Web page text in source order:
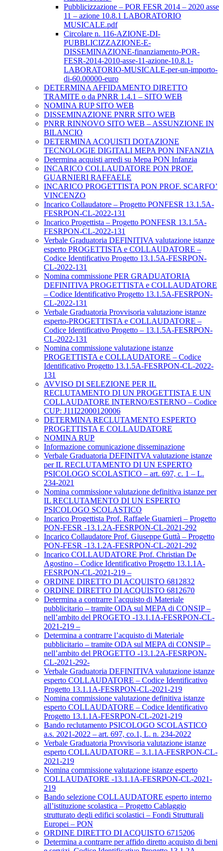
Pubblicizzazione – POR FESR 2014 – 2020 asse
11 – azione 10.8.1 LABORATORIO
MUSICALE.pdf
Circolare n. 116-AZIONE-DI-
PUBBLICIZZAZIONE-E-
DISSEMINAZIONE-finanziamento-POR-
FESR-2014-2010-asse-11-azione-10.8.1-
LABORATORIO-MUSICALE-per-un-importo-
di-60.00000-euro
DETERMINA AFFIDAMENTO DIRETTO
TRAMITE o da PNRR 1.4.1 – SITO WEB
NOMINA RUP SITO WEB
DISSEMINAZIONE PNRR SITO WEB
PNRR RINNOVO SITO WEB – ASSUNZIONE IN
BILANCIO
DETERMINA ACQUISTI DOTAZIONE
TECNOLOGIE DIGITALI MEPA PON INFANZIA
Determina acquisti arredi su Mepa PON Infanzia
INCARICO COLLAUDATORE PON PROF.
GUARNIERI RAFFAELE
INCARICO PROGETTISTA PON PROF. SCARFO’
VINCENZO
Incarico Collaudatore – Progetto PONFESR 13.1.5A-
FESRPON-CL-2022-131
Incarico Progettista – Progetto PONFESR 13.1.5A-
FESRPON-CL-2022-131
Verbale Graduatoria DEFINITIVA valutazione istanze
esperto PROGETTISTA e COLLAUDATORE –
Codice Identificativo Progetto 13.1.5A-FESRPON-
CL-2022-131
Nomina commissione PER GRADUATORIA
DEFINITIVA PROGETTISTA e COLLAUDATORE
– Codice Identificativo Progetto 13.1.5A-FESRPON-
CL-2022-131
Verbale Graduatoria Provvisoria valutazione istanze
esperto-PROGETTISTA e COLLAUDATORE –
Codice Identificativo Progetto – 13.1.5A-FESRPON-
CL-2022-131
Nomina commissione valutazione istanze
PROGETTISTA e COLLAUDATORE – Codice
Identificativo Progetto 13.1.5A-FESRPON-CL-2022-
131
AVVISO DI SELEZIONE PER IL
RECLUTAMENTO DI UN PROGETTISTA E UN
COLLAUDATORE INTERNO/ESTERNO – Codice
CUP: J11I22000120006
DETERMINA RECLUTAMENTO ESPERTO
PROGETTISTA E COLLAUDATORE
NOMINA RUP
Informazione comunicazione disseminazione
Verbale Graduatoria DEFINITVA valutazione istanze
per IL RECLUTAMENTO DI UN ESPERTO
PSICOLOGO SCOLASTICO – art. 697, c. 1 – L.
234-2021
Nomina commissione valutazione definitiva istanze per
IL RECLUTAMENTO DI UN ESPERTO
PSICOLOGO SCOLASTICO
Incarico Progettista Prof. Raffaele Guarnieri – Progetto
PON-FESR -13.1.2A-FESRPON-CL-2021-292
Incarico Collaudatore Prof. Giuseppe Guttà – Progetto
PON-FESR -13.1.2A-FESRPON-CL-2021-292
Incarico COLLAUDATORE Prof. Christian De
Agostino – Codice Identificativo Progetto 13.1.1A-
FESRPON-CL-2021-219 –
ORDINE DIRETTO DI ACQUISTO 6812832
ORDINE DIRETTO DI ACQUISTO 6812670
Determina a contrarre l’acquisto di Materiale
pubblicitario – tramite ODA sul MEPA di CONSIP –
nell’ambito del PROGETO -13.1.1A-FESRPON-CL-
2021-219 –
Determina a contrarre l’acquisto di Materiale
pubblicitario – tramite ODA sul MEPA di CONSIP –
nell’ambito del PROGETTO -13.1.2A-FESRPON-
CL-2021-292-
Verbale Graduatoria DEFINITIVA valutazione istanze
esperto COLLAUDATORE – Codice Identificativo
Progetto 13.1.1A-FESRPON-CL-2021-219
Nomina commissione valutazione definitiva istanze
esperto COLLAUDATORE – Codice Identificativo
Progetto 13.1.1A-FESRPON-CL-2021-219
Bando reclutamento PSICOLOGO SCOLASTICO
a.s. 2021-2022 – art. 697, co.1, L. n. 234-2022
Verbale Graduatoria Provvisoria valutazione istanze
esperto COLLAUDATORE – 3.1.1A-FESRPON-CL-
2021-219
Nomina commissione valutazione istanze esperto
COLLAUDATORE -13.1.1A-FESRPON-CL-2021-
219
Bando selezione COLLAUDATORE esperto interno
all’istituzione scolastica – Progetto Cablaggio
strutturato degli edifici scolastici – Fondi Strutturali
Europei – PON
ORDINE DIRETTO DI ACQUISTO 6715206
Determina a contrarre per affido diretto acquisto di beni